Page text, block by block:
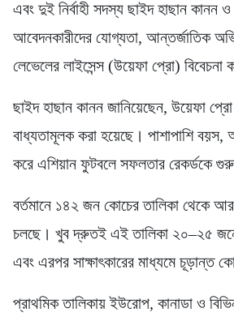
এবং দুই নির্বাহী সদস্য ছাইদ হাছান কানন
আবেদনকারীদের যোগ্যতা, আন্তর্জাতিক
লেভেলের লাইসেন্স (উয়েফা প্রো) বিবেচনা
ছাইদ হাছান কানন জানিয়েছেন, উয়েফা প্রো
বাধ্যতামূলক করা হয়েছে। পাশাপাশি বয়স,
করে এশিয়ান ফুটবলে সফলতার রেকর্ডকে
বর্তমানে ১৪২ জন কোচের তালিকা থেকে
চলছে। খুব দ্রুতই এই তালিকা ২০–২৫
এবং এরপর সাক্ষাৎকারের মাধ্যমে চূড়ান্ত
প্রাথমিক তালিকায় ইউরোপ, কানাডা ও